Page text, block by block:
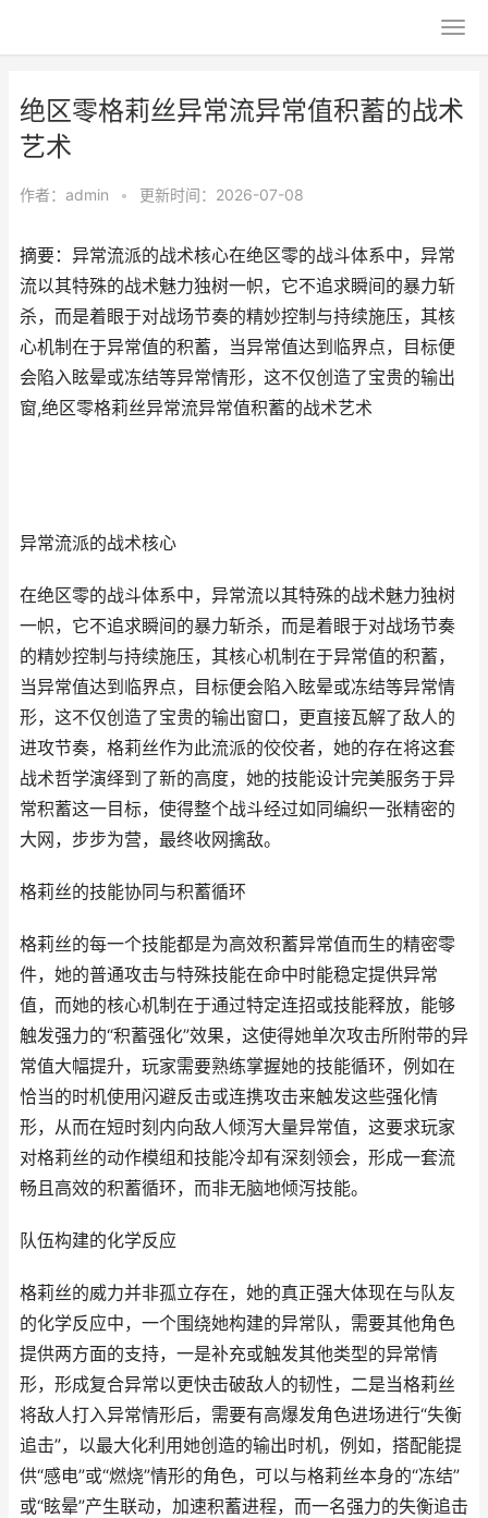
绝区零格莉丝异常流异常值积蓄的战术
艺术
作者： admin • 更新时间：2026-07-08
摘要：异常流派的战术核心在绝区零的战斗体系中，异常
流以其特殊的战术魅力独树一帜，它不追求瞬间的暴力斩
杀，而是着眼于对战场节奏的精妙控制与持续施压，其核
心机制在于异常值的积蓄，当异常值达到临界点，目标便
会陷入眩晕或冻结等异常情形，这不仅创造了宝贵的输出
窗,绝区零格莉丝异常流异常值积蓄的战术艺术
异常流派的战术核心
在绝区零的战斗体系中，异常流以其特殊的战术魅力独树
一帜，它不追求瞬间的暴力斩杀，而是着眼于对战场节奏
的精妙控制与持续施压，其核心机制在于异常值的积蓄，
当异常值达到临界点，目标便会陷入眩晕或冻结等异常情
形，这不仅创造了宝贵的输出窗口，更直接瓦解了敌人的
进攻节奏，格莉丝作为此流派的佼佼者，她的存在将这套
战术哲学演绎到了新的高度，她的技能设计完美服务于异
常积蓄这一目标，使得整个战斗经过如同编织一张精密的
大网，步步为营，最终收网擒敌。
格莉丝的技能协同与积蓄循环
格莉丝的每一个技能都是为高效积蓄异常值而生的精密零
件，她的普通攻击与特殊技能在命中时能稳定提供异常
值，而她的核心机制在于通过特定连招或技能释放，能够
触发强力的“积蓄强化”效果，这使得她单次攻击所附带的异
常值大幅提升，玩家需要熟练掌握她的技能循环，例如在
恰当的时机使用闪避反击或连携攻击来触发这些强化情
形，从而在短时刻内向敌人倾泻大量异常值，这要求玩家
对格莉丝的动作模组和技能冷却有深刻领会，形成一套流
畅且高效的积蓄循环，而非无脑地倾泻技能。
队伍构建的化学反应
格莉丝的威力并非孤立存在，她的真正强大体现在与队友
的化学反应中，一个围绕她构建的异常队，需要其他角色
提供两方面的支持，一是补充或触发其他类型的异常情
形，形成复合异常以更快击破敌人的韧性，二是当格莉丝
将敌人打入异常情形后，需要有高爆发角色进场进行“失衡
追击”，以最大化利用她创造的输出时机，例如，搭配能提
供“感电”或“燃烧”情形的角色，可以与格莉丝本身的“冻结”
或“眩晕”产生联动，加速积蓄进程，而一名强力的失衡追击